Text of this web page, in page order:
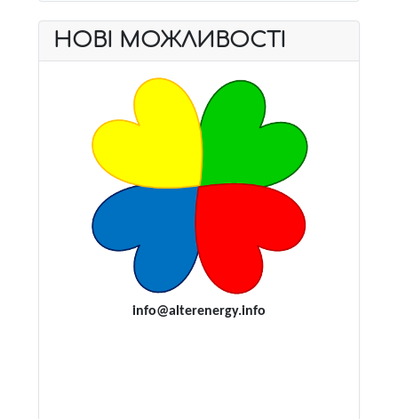
НОВІ МОЖЛИВОСТІ
info@alterenergy.info